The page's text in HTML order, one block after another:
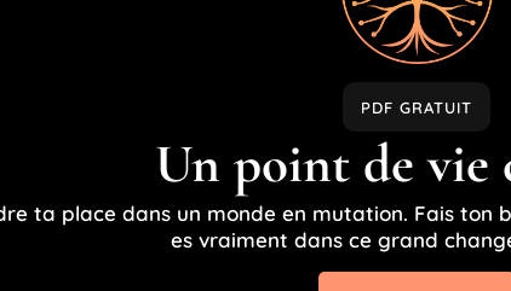
PDF GRATUIT
Un point de vie
ta place dans un monde en mutation. Fais ton
es vraiment dans ce grand